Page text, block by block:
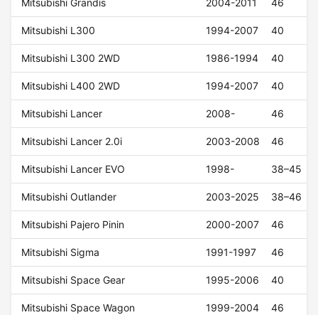
Mitsubishi Grandis 2004-2011 46
Mitsubishi L300 1994-2007 40
Mitsubishi L300 2WD 1986-1994 40
Mitsubishi L400 2WD 1994-2007 40
Mitsubishi Lancer 2008- 46
Mitsubishi Lancer 2.0i 2003-2008 46
Mitsubishi Lancer EVO 1998- 38–45
Mitsubishi Outlander 2003-2025 38–46
Mitsubishi Pajero Pinin 2000-2007 46
Mitsubishi Sigma 1991-1997 46
Mitsubishi Space Gear 1995-2006 40
Mitsubishi Space Wagon 1999-2004 46